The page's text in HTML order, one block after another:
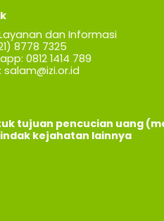
dan Informasi
8778 7325
0812 1414 789
salam@izi.or.id
tujuan pencucian uang
kejahatan lainnya